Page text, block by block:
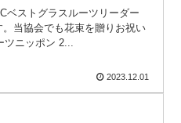
ベストグラスルーツリーダー
当協会でも花束を贈りお祝い
ニッポン 2...
2023.12.01